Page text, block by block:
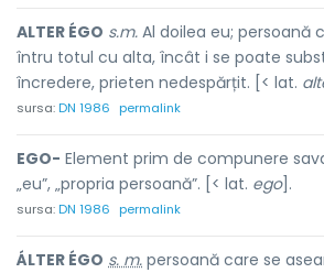
ALTER ÉGO s.m. Al doilea eu; persoană
întru totul cu alta, încât i se poate
încredere, prieten nedespărțit. [< lat.
sursa:DN 1986 permalink
EGO- Element prim de compunere
„eu”, „propria persoană”. [< lat. ego].
sursa:DN 1986 permalink
ÁLTER ÉGO s. m. persoană care se